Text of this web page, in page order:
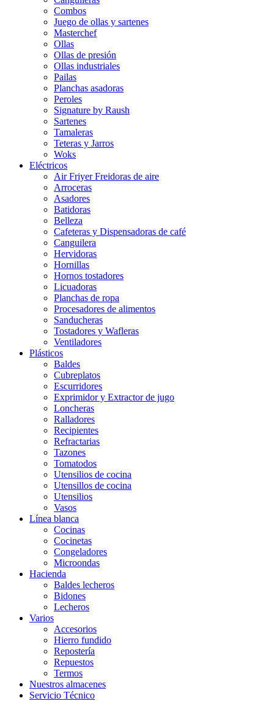
Combos
Juego de ollas y sartenes
Masterchef
Ollas
Ollas de presión
Ollas industriales
Pailas
Planchas asadoras
Peroles
Signature by Raush
Sartenes
Tamaleras
Teteras y Jarros
Woks
Eléctricos
Air Friyer Freidoras de aire
Arroceras
Asadores
Batidoras
Belleza
Cafeteras y Dispensadoras de café
Canguilera
Hervidoras
Hornillas
Hornos tostadores
Licuadoras
Planchas de ropa
Procesadores de alimentos
Sanducheras
Tostadores y Wafleras
Ventiladores
Plásticos
Baldes
Cubreplatos
Escurridores
Exprimidor y Extractor de jugo
Loncheras
Ralladores
Recipientes
Refractarias
Tazones
Tomatodos
Utensilios de cocina
Utensillos de cocina
Utensilios
Vasos
Línea blanca
Cocinas
Cocinetas
Congeladores
Microondas
Hacienda
Baldes lecheros
Bidones
Lecheros
Varios
Accesorios
Hierro fundido
Repostería
Repuestos
Termos
Nuestros almacenes
Servicio Técnico